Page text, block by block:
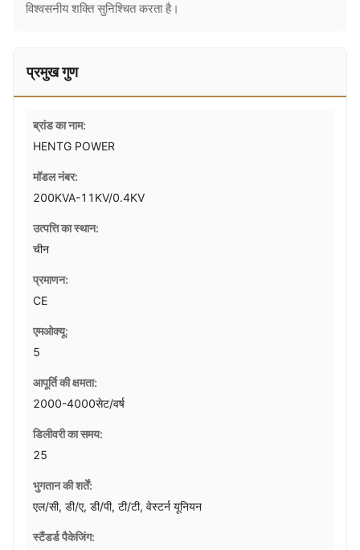
विश्वसनीय शक्ति सुनिश्चित करता है।
प्रमुख गुण
ब्रांड का नाम:
HENTG POWER
मॉडल नंबर:
200KVA-11KV/0.4KV
उत्पत्ति का स्थान:
चीन
प्रमाणन:
CE
एमओक्यू:
5
आपूर्ति की क्षमता:
2000-4000सेट/वर्ष
डिलीवरी का समय:
25
भुगतान की शर्तें:
एल/सी, डी/ए, डी/पी, टी/टी, वेस्टर्न यूनियन
स्टैंडर्ड पैकेजिंग: